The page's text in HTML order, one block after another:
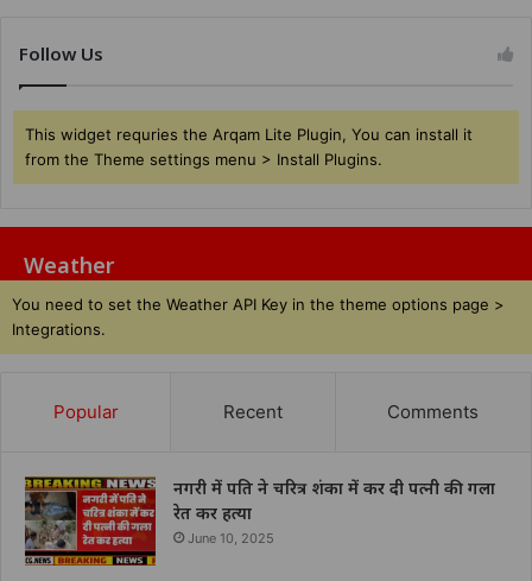
Follow Us
This widget requries the Arqam Lite Plugin, You can install it
from the Theme settings menu > Install Plugins.
Weather
You need to set the Weather API Key in the theme options page >
Integrations.
Popular Recent Comments
नगरी में पति ने चरित्र शंका में कर दी पत्नी की गला
रेत कर हत्या
June 10, 2025